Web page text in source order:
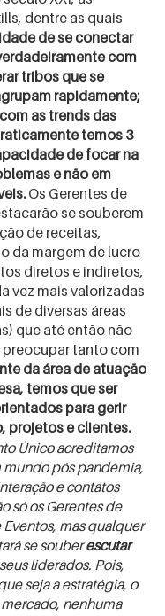
dentre as quais
de se conectar
com
tribos que se
rapidamente;
as trends das
temos 3
de focar na
e não em
Os Gerentes de
se souberem
de receitas,
da margem de lucro
diretos e indiretos,
vez mais valorizadas
de diversas áreas
que até então não
preocupar tanto com
da área de atuação
temos que ser
para gerir
projetos e clientes.
Único acreditamos
mundo pós pandemia,
e contatos
só os Gerentes de
mas qualquer
se souber escutar
liderados. Pois,
seja a estratégia, o
nenhuma